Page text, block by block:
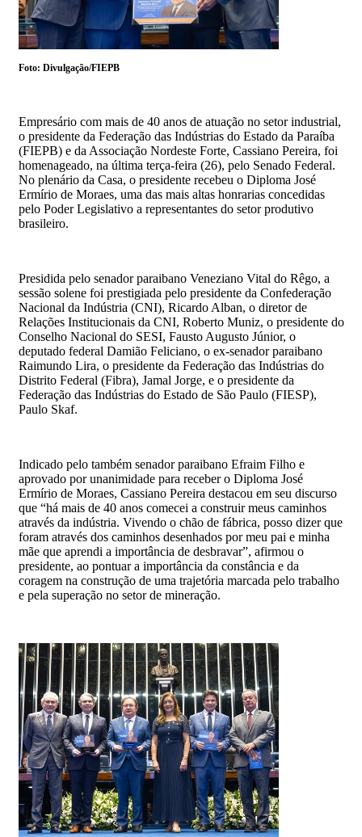
Foto: Divulgação/FIEPB
Empresário com mais de 40 anos de atuação no setor industrial,
o presidente da Federação das Indústrias do Estado da Paraíba
(FIEPB) e da Associação Nordeste Forte, Cassiano Pereira, foi
homenageado, na última terça-feira (26), pelo Senado Federal.
No plenário da Casa, o presidente recebeu o Diploma José
Ermírio de Moraes, uma das mais altas honrarias concedidas
pelo Poder Legislativo a representantes do setor produtivo
brasileiro.
Presidida pelo senador paraibano Veneziano Vital do Rêgo, a
sessão solene foi prestigiada pelo presidente da Confederação
Nacional da Indústria (CNI), Ricardo Alban, o diretor de
Relações Institucionais da CNI, Roberto Muniz, o presidente do
Conselho Nacional do SESI, Fausto Augusto Júnior, o
deputado federal Damião Feliciano, o ex-senador paraibano
Raimundo Lira, o presidente da Federação das Indústrias do
Distrito Federal (Fibra), Jamal Jorge, e o presidente da
Federação das Indústrias do Estado de São Paulo (FIESP),
Paulo Skaf.
Indicado pelo também senador paraibano Efraim Filho e
aprovado por unanimidade para receber o Diploma José
Ermírio de Moraes, Cassiano Pereira destacou em seu discurso
que “há mais de 40 anos comecei a construir meus caminhos
através da indústria. Vivendo o chão de fábrica, posso dizer que
foram através dos caminhos desenhados por meu pai e minha
mãe que aprendi a importância de desbravar”, afirmou o
presidente, ao pontuar a importância da constância e da
coragem na construção de uma trajetória marcada pelo trabalho
e pela superação no setor de mineração.